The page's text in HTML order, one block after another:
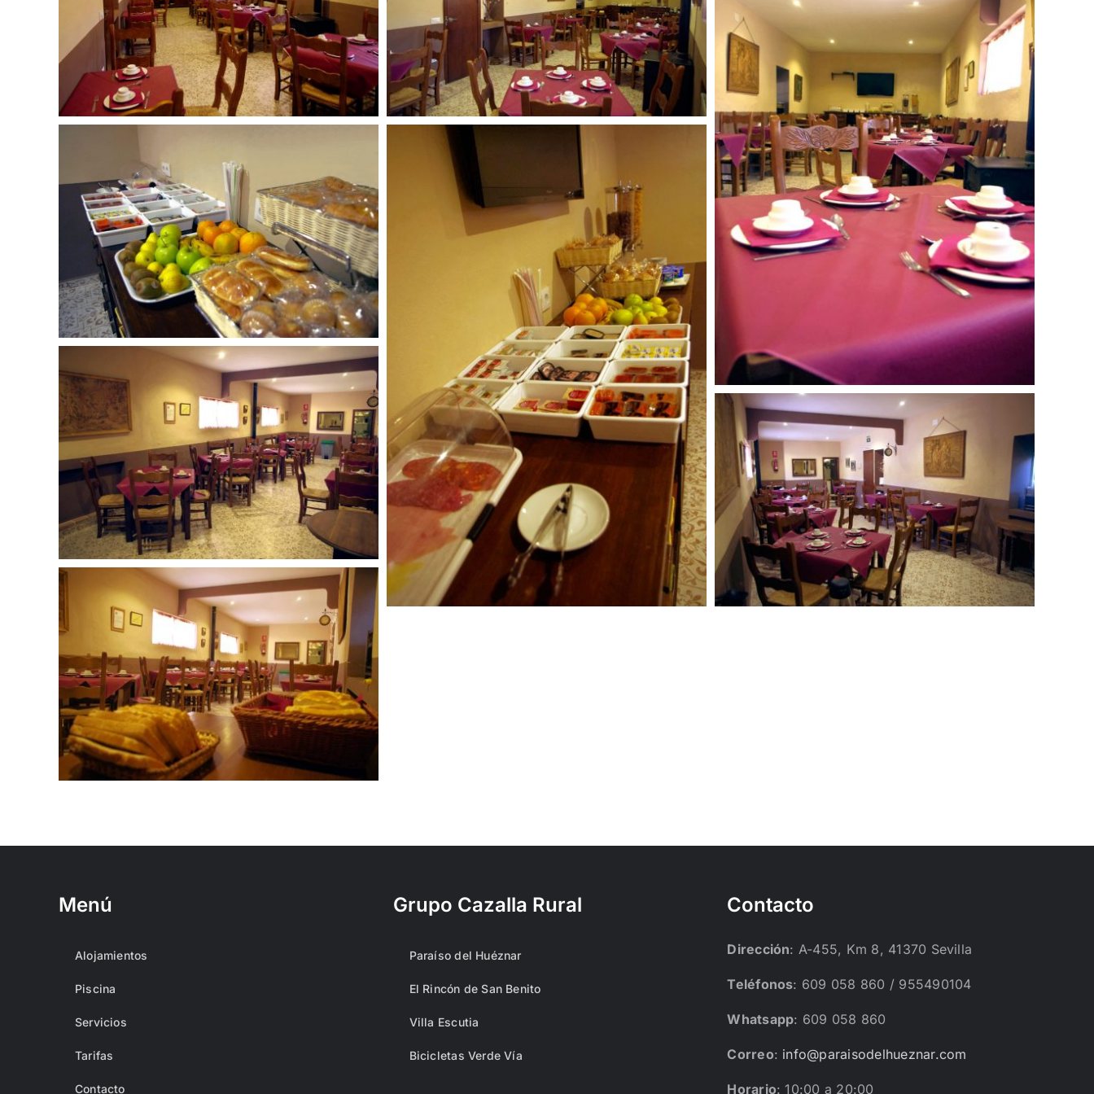
Menú
Alojamientos
Piscina
Servicios
Tarifas
Contacto
Grupo Cazalla Rural
Paraíso del Huéznar
El Rincón de San Benito
Villa Escutia
Bicicletas Verde Vía
Contacto
Dirección: A-455, Km 8, 41370 Sevilla
Teléfonos: 609 058 860 / 955490104
Whatsapp: 609 058 860
Correo: info@paraisodelhueznar.com
Horario: 10:00 a 20:00